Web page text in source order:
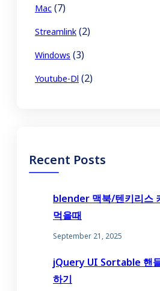
Mac (7)
Streamlink (2)
Windows (3)
Youtube-Dl (2)
Recent Posts
blender 맥북/텐키리스
먹을때
September 21, 2025
jQuery UI Sortable 핸
하기